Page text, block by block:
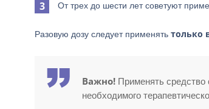
От трех до шести лет советуют
Разовую дозу следует применять только
Важно! Применять средство
необходимого